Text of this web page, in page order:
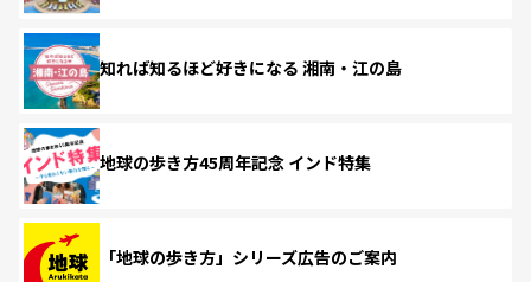
知れば知るほど好きになる 湘南・江の島
地球の歩き方45周年記念 インド特集
「地球の歩き方」シリーズ広告のご案内